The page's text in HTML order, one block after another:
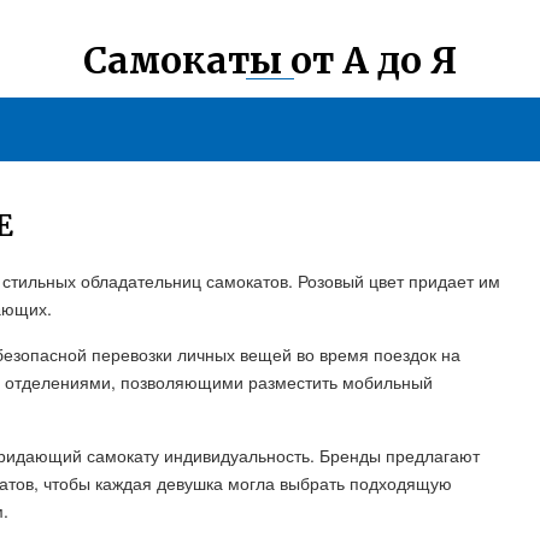
Самокаты от А до Я
обладательниц самокатов. Розовый цвет придает им
перевозки личных вещей во время поездок на
позволяющими разместить мобильный
самокату индивидуальность. Бренды предлагают
чтобы каждая девушка могла выбрать подходящую